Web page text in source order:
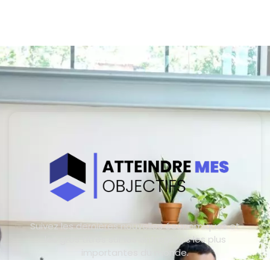
Suivez les dernières nouvelles économiques et
les gros titres sur les entreprises les plus
importantes du monde.